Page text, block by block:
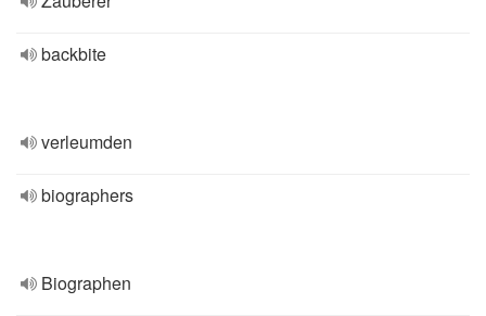
backbite
verleumden
biographers
Biographen